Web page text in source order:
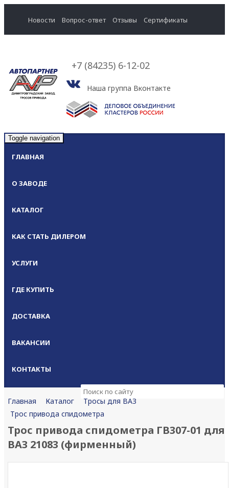
Новости Вопрос-ответ Отзывы Cертификаты
+7 (84235) 6-12-02
Наша группа Вконтакте
Toggle navigation
ГЛАВНАЯ
О ЗАВОДЕ
КАТАЛОГ
КАК СТАТЬ ДИЛЕРОМ
УСЛУГИ
ГДЕ КУПИТЬ
ДОСТАВКА
ВАКАНСИИ
КОНТАКТЫ
Главная Каталог
Тросы для ВАЗ
Трос привода спидометра
Трос привода спидометра ГВ307-01 для
ВАЗ 21083 (фирменный)